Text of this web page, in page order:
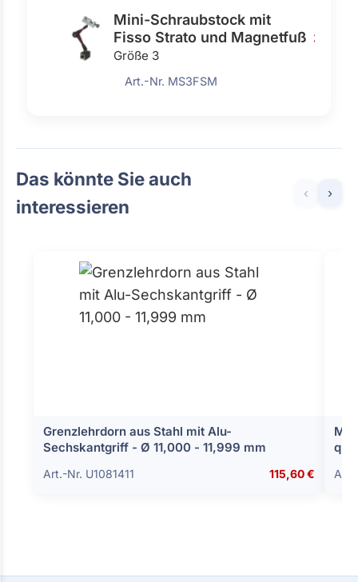
Mini-Schraubstock mit
Fisso Strato und Magnetfuß
Größe 3
Art.-Nr. MS3FSM
Das könnte Sie auch
interessieren
‹ ›
Grenzlehrdorn aus Stahl mit Alu-
Sechskantgriff - Ø 11,000 - 11,999 mm
Art.-Nr. U1081411 115,60 €